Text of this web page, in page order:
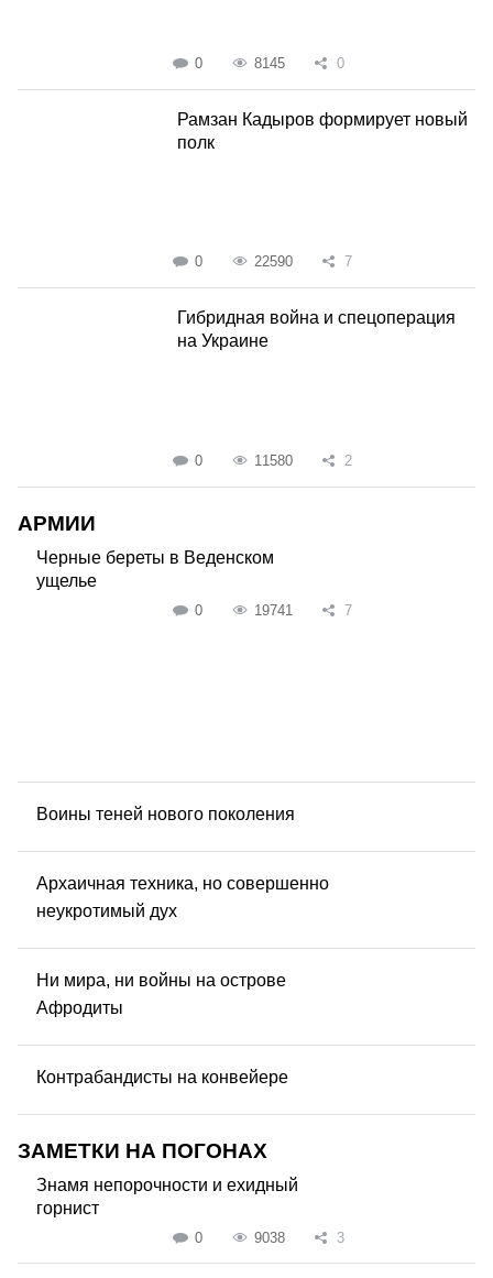
0 8145 0
Рамзан Кадыров формирует новый
полк
0 22590 7
Гибридная война и спецоперация
на Украине
0 11580 2
АРМИИ
Черные береты в Веденском
ущелье
0 19741 7
Воины теней нового поколения
Архаичная техника, но совершенно
неукротимый дух
Ни мира, ни войны на острове
Афродиты
Контрабандисты на конвейере
ЗАМЕТКИ НА ПОГОНАХ
Знамя непорочности и ехидный
горнист
0 9038 3